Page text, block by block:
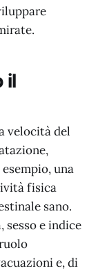
il
velocità del
una
fisica
sano.
e indice
e, di